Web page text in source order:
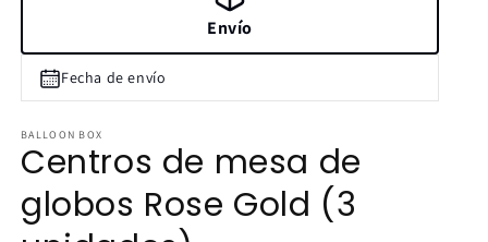
Envío
Fecha de envío
BALLOON BOX
Centros de mesa de
globos Rose Gold (3